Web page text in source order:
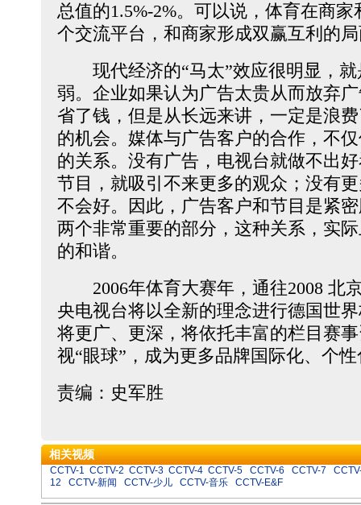
总值的1.5%-2%。可以说，体育在商
个交流平台，和商家形成双赢互利的
现代经济的“马太”效应很明显，就
弱。企业如果认为广告太贵从而放弃
省了钱，但是从长远来讲，一定是浪
的机会。媒体与广告客户的合作，不
的关系。没有广告，电视台就做不出
节目，就吸引不来更多的观众；没有
不会好。因此，广告客户和节目是紧
两个非常重要的部分，这种关系，实
的和谐。
2006年体育大赛年，通往2008 北
央电视台将以全新的理念进行德国世
将更广、更深，将依托丰富的栏目赛
视“眼球”，成为更多品牌国际化、个
责编：史军胜
相关视频
CCTV-1 CCTV-2 CCTV-3 CCTV-4 CCTV-5 CCTV-6 CCTV-7
12
CCTV-新闻 CCTV-少儿 CCTV-音乐 CCTV-E&F